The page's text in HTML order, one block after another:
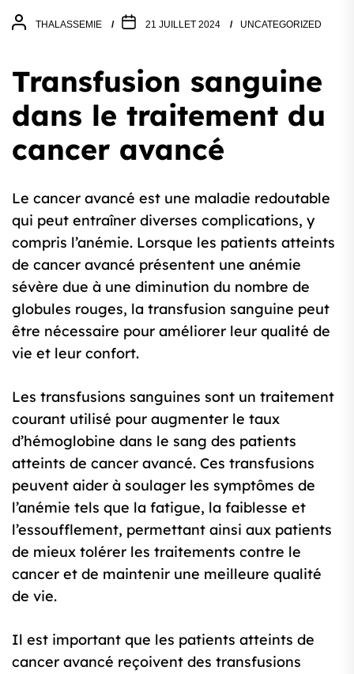
THALASSEMIE 21 JUILLET 2024 UNCATEGORIZED
Transfusion sanguine
dans le traitement du
cancer avancé
Le cancer avancé est une maladie redoutable
qui peut entraîner diverses complications, y
compris l’anémie. Lorsque les patients atteints
de cancer avancé présentent une anémie
sévère due à une diminution du nombre de
globules rouges, la transfusion sanguine peut
être nécessaire pour améliorer leur qualité de
vie et leur confort.
Les transfusions sanguines sont un traitement
courant utilisé pour augmenter le taux
d’hémoglobine dans le sang des patients
atteints de cancer avancé. Ces transfusions
peuvent aider à soulager les symptômes de
l’anémie tels que la fatigue, la faiblesse et
l’essoufflement, permettant ainsi aux patients
de mieux tolérer les traitements contre le
cancer et de maintenir une meilleure qualité
de vie.
Il est important que les patients atteints de
cancer avancé reçoivent des transfusions